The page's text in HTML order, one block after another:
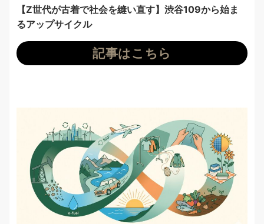
【Z世代が古着で社会を縫い直す】渋谷109から始ま
るアップサイクル
記事はこちら